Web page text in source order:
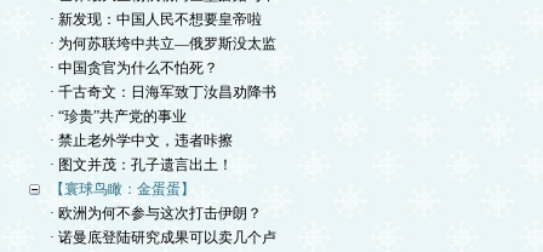
· 新发现：中国人民不想要皇帝啦
· 为何苏联垮中共立—俄罗斯没太监
· 中国贪官为什么不怕死？
· 千古奇文：日海军致丁汝昌劝降书
· “珍贵”共产党的事业
· 禁止老外学中文，违者咔擦
· 图文并茂：孔子遗言出土！
【寰球鸟瞰：金蛋蛋】
· 欧洲为何不参与这次打击伊朗？
· 诺曼底登陆研究成果可以卖几个卢